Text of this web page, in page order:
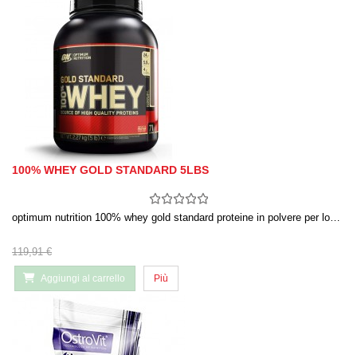
100% WHEY GOLD STANDARD 5LBS
optimum nutrition 100% whey gold standard proteine in polvere per lo…
119,91 €
Aggiungi al carrello Più